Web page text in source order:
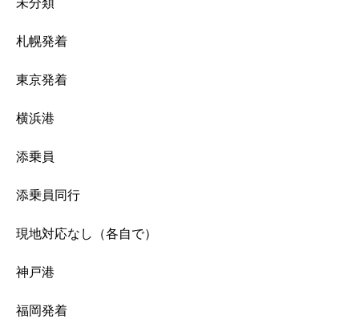
未分類
札幌発着
東京発着
横浜港
添乗員
添乗員同行
現地対応なし（各自で）
神戸港
福岡発着